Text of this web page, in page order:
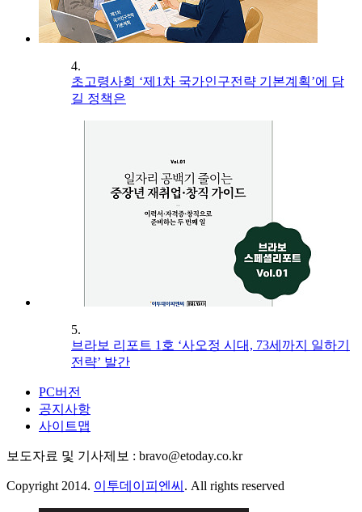
4.
초고령사회 ‘제1차 국가인구전략 기본계획’에 담
길 정책은
5.
브라보 리포트 1호 ‘사오정 시대, 73세까지 일하기
전략’ 발간
PC버전
공지사항
사이트맵
보도자료 및 기사제보 : bravo@etoday.co.kr
Copyright 2014. 이투데이피엔씨 . All rights reserved